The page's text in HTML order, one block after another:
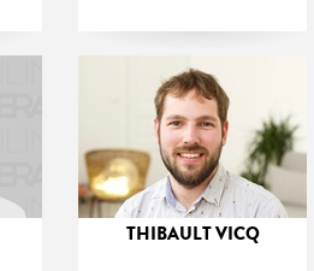
THIBAULT VICQ